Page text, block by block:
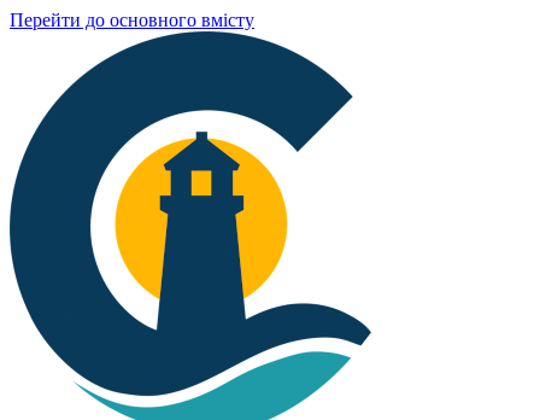
Перейти до основного вмісту